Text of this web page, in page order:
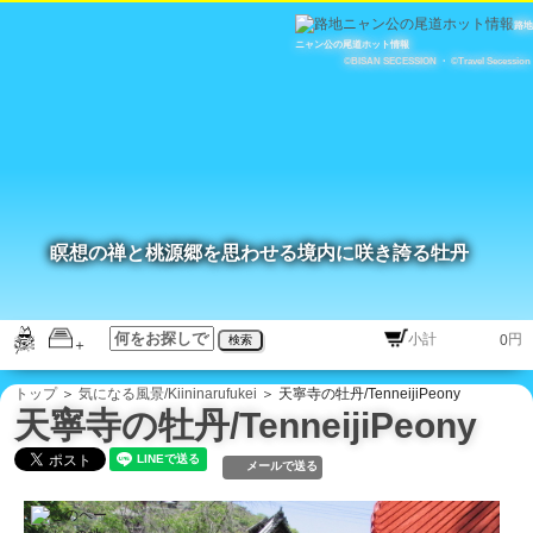
路地
ニャン公の尾道ホット情報
©BISAN SECESSION
・ ©Travel Secession
検索 円
瞑想の禅と桃源郷を思わせる境内に咲き誇る牡丹
トップ＞ 気になる風景/Kiininarufukei ＞ 天寧寺の牡丹/TenneijiPeony
天寧寺の牡丹/TenneijiPeony
メールで送る